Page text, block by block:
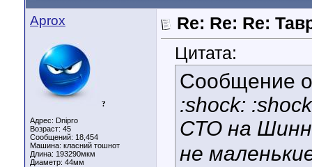
Aprox
?
Адрес: Dnipro
Возраст: 45
Сообщений: 18,454
Машина: класний тошнот
Длина: 193290мкм
Диаметр: 44мм
Re: Re: Re:
Цитата:
Сообщение
:shock:
СТО на
не